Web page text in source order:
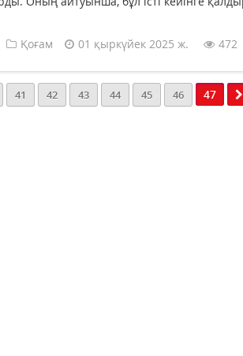
Қоғам 01 қыркүйек 2025 ж. 472
41 42 43 44 45 46 47